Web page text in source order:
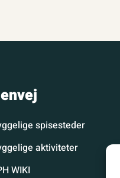
spisesteder
aktiviteter
WIKI